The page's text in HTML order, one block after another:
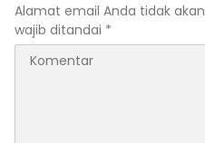
Alamat email Anda tidak
wajib ditandai *